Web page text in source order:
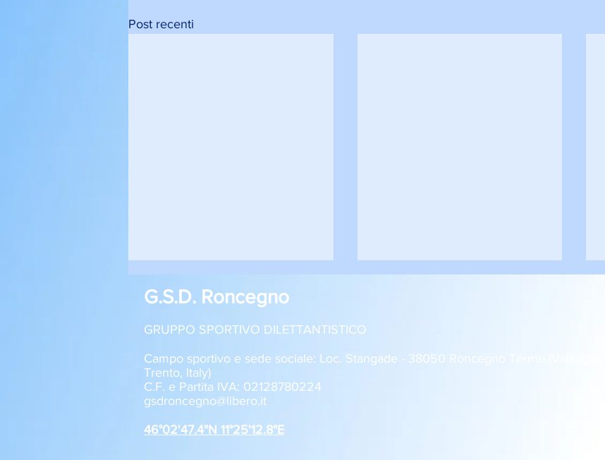
Post recenti
Roncegno - Aquila Trento 1-2
Allievi U17
G.S.D. Roncegno
GRUPPO SPORTIVO DILETTANTISTICO
Campo sportivo e sede sociale: Loc. Stangade - 38050 Roncegno Terme (Valsugana,
Trento, Italy)
C.F. e Partita IVA: 02128780224
gsdroncegno@libero.it
46°02'47.4"N 11°25'12.8"E